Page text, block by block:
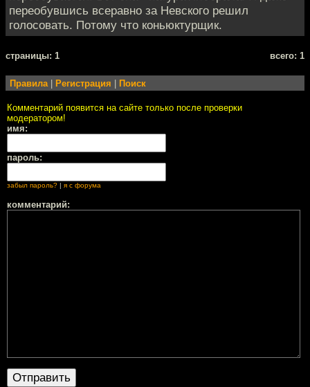
переобувшись всеравно за Невского решил
голосовать. Потому что коньюктурщик.
cтраницы: 1 всего: 1
Правила| Регистрация Поиск
Комментарий появится на сайте только после проверки
модератором!
имя:
пароль:
забыл пароль? я с форума
комментарий: